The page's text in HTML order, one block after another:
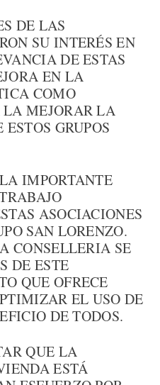
DE LAS
SU INTERÉS EN
DE ESTAS
EN LA
COMO
MEJORAR LA
GRUPOS
IMPORTANTE
ASOCIACIONES
SAN LORENZO.
CONSELLERIA SE
DE ESTE
QUE OFRECE
EL USO DE
DE TODOS.
QUE LA
ESTÁ